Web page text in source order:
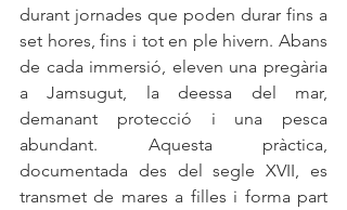
durant jornades que poden durar fins a
set hores, fins i tot en ple hivern. Abans
de cada immersió, eleven una pregària
a Jamsugut, la deessa del mar,
demanant protecció i una pesca
abundant. Aquesta pràctica,
documentada des del segle XVII, es
transmet de mares a filles i forma part